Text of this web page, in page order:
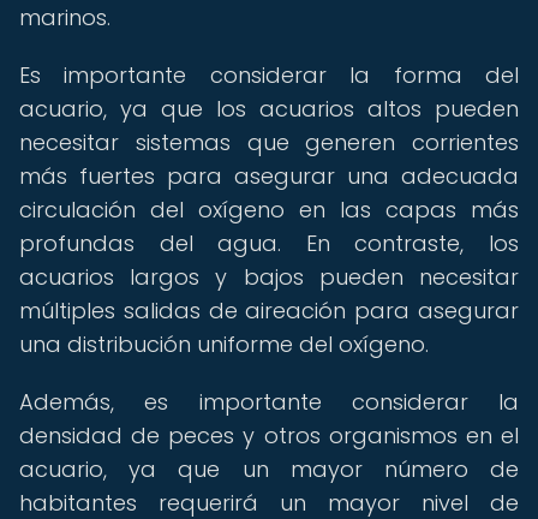
marinos.
Es importante considerar la forma del
acuario, ya que los acuarios altos pueden
necesitar sistemas que generen corrientes
más fuertes para asegurar una adecuada
circulación del oxígeno en las capas más
profundas del agua. En contraste, los
acuarios largos y bajos pueden necesitar
múltiples salidas de aireación para asegurar
una distribución uniforme del oxígeno.
Además, es importante considerar la
densidad de peces y otros organismos en el
acuario, ya que un mayor número de
habitantes requerirá un mayor nivel de